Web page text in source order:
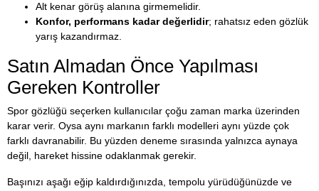
Alt kenar görüş alanına girmemelidir.
Konfor, performans kadar değerlidir; rahatsız eden gözlük
yarış kazandırmaz.
Satın Almadan Önce Yapılması
Gereken Kontroller
Spor gözlüğü seçerken kullanıcılar çoğu zaman marka üzerinden
karar verir. Oysa aynı markanın farklı modelleri aynı yüzde çok
farklı davranabilir. Bu yüzden deneme sırasında yalnızca aynaya
değil, hareket hissine odaklanmak gerekir.
Başınızı aşağı eğip kaldırdığınızda, tempolu yürüdüğünüzde ve